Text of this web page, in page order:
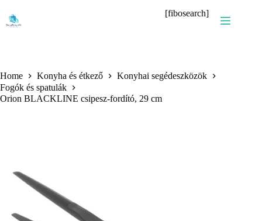
content
[fibosearch]
Home Konyha és étkező
Konyhai segédeszközök
Fogók és spatulák
Orion BLACKLINE csipesz-fordító, 29 cm